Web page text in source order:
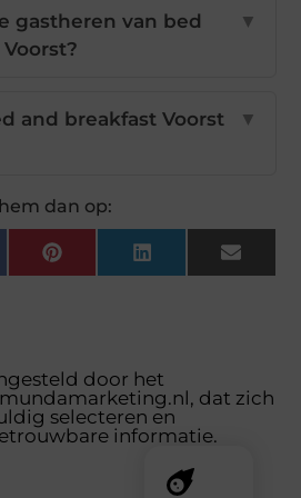
gastheren van bed
▼
and breakfast Voorst
▼
dan op:
PinterestLinkedInEmail
door het
dat zich
selecteren en
informatie.